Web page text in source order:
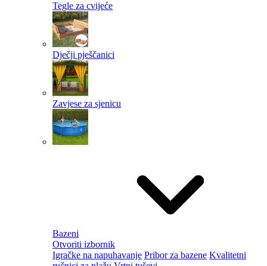
Tegle za cvijeće
Dječji pješčanici
Zavjese za sjenicu
Bazeni
Otvoriti izbornik
Igračke na napuhavanje Pribor za bazene Kvalitetni